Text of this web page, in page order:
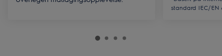
standard IEC/EN